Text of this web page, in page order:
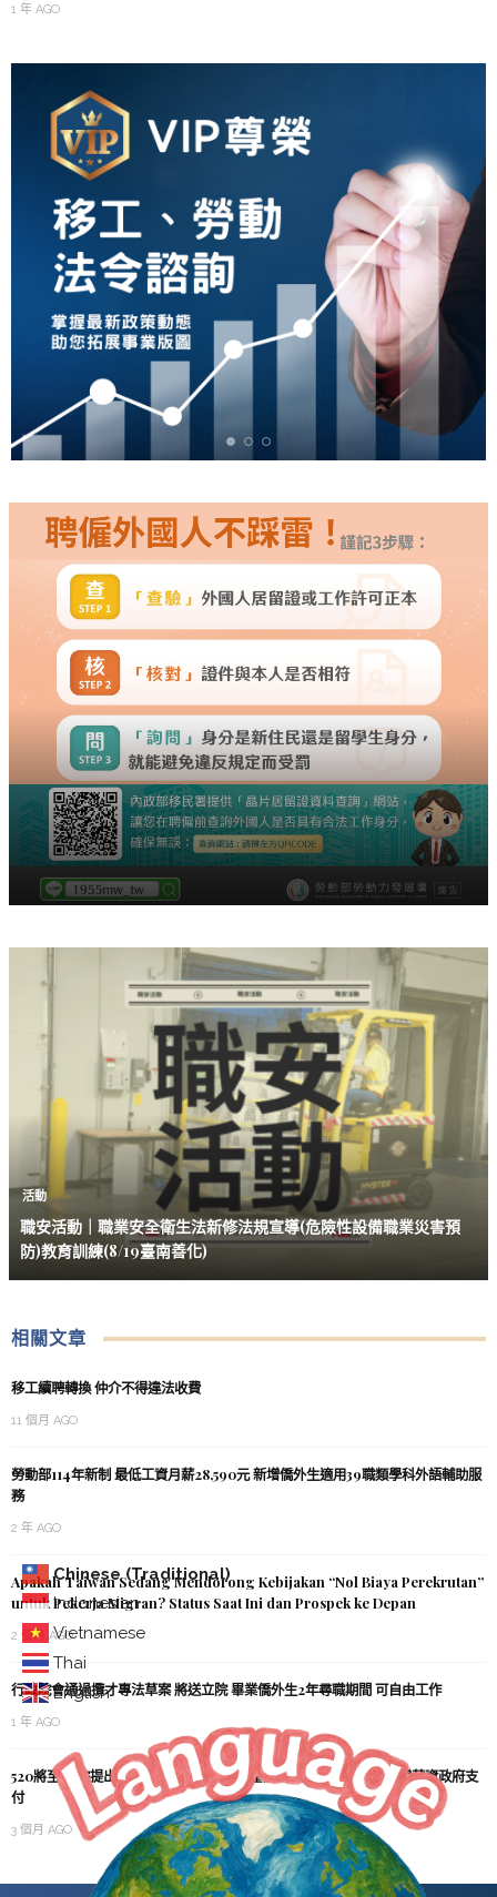
Chinese (Traditional)
Indonesian
Vietnamese
Thai
English
1 年 AGO
活動
職安活動｜職業安全衛生法新修法規宣導(危險性設備職業災害預
防)教育訓練(8/19臺南善化)
相關文章
移工續聘轉換 仲介不得違法收費
11 個月 AGO
勞動部114年新制 最低工資月薪28,590元 新增僑外生適用39職類學科外語輔助服
務
2 年 AGO
Apakah Taiwan Sedang Mendorong Kebijakan “Nol Biaya Perekrutan”
untuk Pekerja Migran? Status Saat Ini dan Prospek ke Depan
2 個月 AGO
行政院會通過攬才專法草案 將送立院 畢業僑外生2年尋職期間 可自由工作
1 年 AGO
520將至 政院提出「0到18歲全程支持」 產假、陪產檢等擬延長 新增薪資政府支
付
3 個月 AGO